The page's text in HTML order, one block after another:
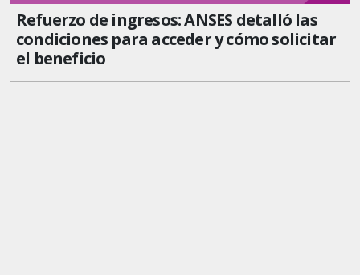
Refuerzo de ingresos: ANSES detalló las
condiciones para acceder y cómo solicitar
el beneficio